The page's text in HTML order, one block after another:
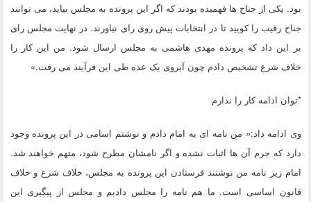
بود. یکی از جناح ها فهمیده بودند که اگر این پرونده به مجلس بیاید، می توانند
جناح رقیب را کوبید تا در انتخابات پیش روی رای نیاورند. در نهایت مجلس رای
بر این داد که پرونده مهدی هاشمی به مجلس ارسال شود. من این کار را
خلاف شرع تشخیص دادم چون آبروی یک عده طی این فرآیند می رفت.»
*توان ادامه کار را ندارم
وی ادامه داد:« من نامه ای به امام دادم و نوشتم اسامی در این پرونده وجود
دارد که جرم آن ها اثبات نشده و اگر نامشان مطرح شود، متهم خواهند شد.
امام زیر نامه من نوشتند فرستادن این پرونده به مجلس، خلاف شرع و خلاف
قانون اساسی است. ما هم نامه را مجلس دادیم و مجلس از پیگیری این